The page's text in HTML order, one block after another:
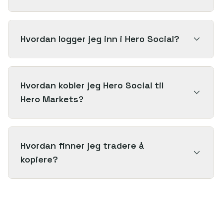
Hvordan logger jeg inn i Hero Social?
Hvordan kobler jeg Hero Social til
Hero Markets?
Hvordan finner jeg tradere å
kopiere?